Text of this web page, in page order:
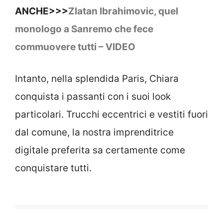
ANCHE>>>Zlatan Ibrahimovic, quel
monologo a Sanremo che fece
commuovere tutti – VIDEO
Intanto, nella splendida Paris, Chiara
conquista i passanti con i suoi look
particolari. Trucchi eccentrici e vestiti fuori
dal comune, la nostra imprenditrice
digitale preferita sa certamente come
conquistare tutti.